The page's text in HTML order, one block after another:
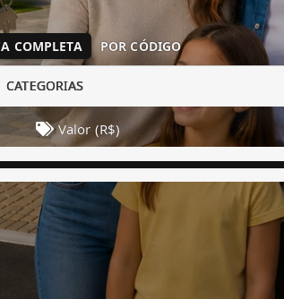
COMPLETA POR CÓDIGO
CATEGORIAS
Valor (R$)